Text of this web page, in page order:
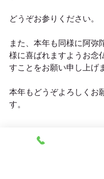
どうぞお参りください。
また、本年も同様に阿弥
様に喜ばれますようお念
すことをお願い申し上げ
本年もどうぞよろしくお
す。
南無阿弥陀仏